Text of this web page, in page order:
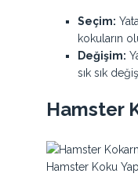
Seçim:
kokuların
Değişim:
sık sık
Hamster
Hamster Koku